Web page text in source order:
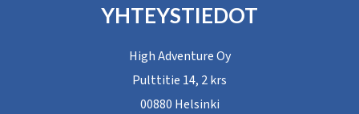
JOULULOMILLE!
YHTEYSTIEDOT
High Adventure Oy
Pulttitie 14, 2 krs
00880 Helsinki